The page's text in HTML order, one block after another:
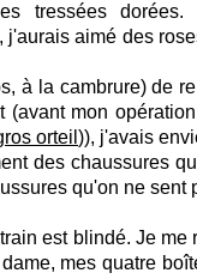
tressées dorées.
j'aurais aimé des
à la cambrure) de
(avant mon
orteil )), j'avais
des chaussures
qu'on ne sent
est blindé. Je me
mes quatre